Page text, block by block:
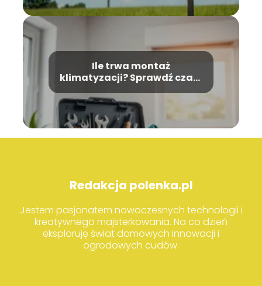
Ile trwa montaż
klimatyzacji? Sprawdź czas i
Redakcja polenka.pl
Jestem pasjonatem nowoczesnych technologii i
kreatywnego majsterkowania. Na co dzień
eksploruję świat domowych innowacji i
ogrodowych cudów.